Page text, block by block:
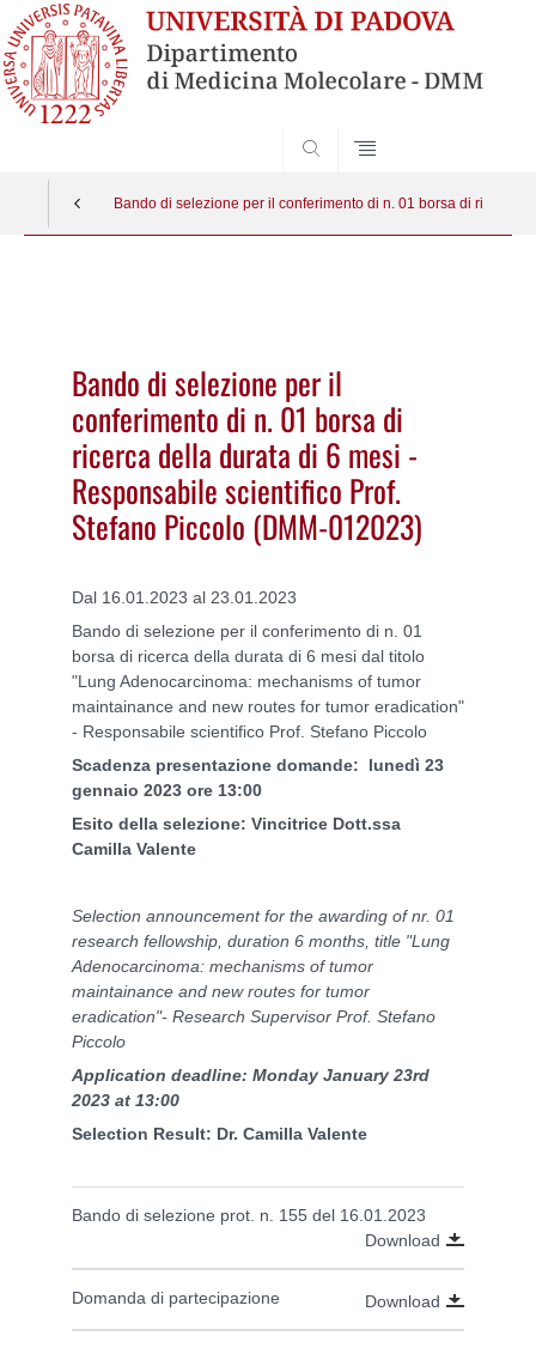
Bando di selezione per il conferimento di n. 01 borsa di ricerca
Bando di selezione per il
conferimento di n. 01 borsa di
ricerca della durata di 6 mesi -
Responsabile scientifico Prof.
Stefano Piccolo (DMM-012023)
Dal 16.01.2023 al 23.01.2023
Bando di selezione per il conferimento di n. 01
borsa di ricerca della durata di 6 mesi dal titolo
"Lung Adenocarcinoma: mechanisms of tumor
maintainance and new routes for tumor eradication"
- Responsabile scientifico Prof. Stefano Piccolo
Scadenza presentazione domande: lunedì 23
gennaio 2023 ore 13:00
Esito della selezione: Vincitrice Dott.ssa
Camilla Valente
Selection announcement for the awarding of nr. 01
research fellowship, duration 6 months, title "Lung
Adenocarcinoma: mechanisms of tumor
maintainance and new routes for tumor
eradication"- Research Supervisor Prof. Stefano
Piccolo
Application deadline: Monday January 23rd
2023 at 13:00
Selection Result: Dr. Camilla Valente
Bando di selezione prot. n. 155 del 16.01.2023
Download
Domanda di partecipazione Download